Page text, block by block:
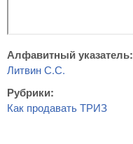
Алфавитный указатель:
Литвин С.С.
Рубрики:
Как продавать ТРИЗ